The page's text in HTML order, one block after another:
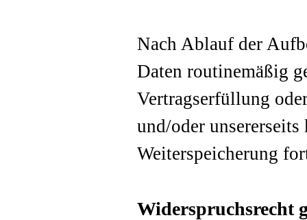
Nach Ablauf der
Daten routinemäßig
Vertragserfüllung
und/oder
Weiterspeicherung
Widerspruchsrecht